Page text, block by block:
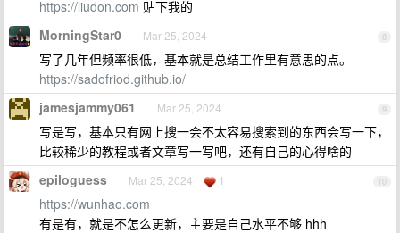
https://liudon.com 贴下我的
8
MorningStar0 Mar 25, 2024
写了几年但频率很低，基本就是总结工作里有意思的点。
https://sadofriod.github.io/
9
jamesjammy061 Mar 25, 2024
写是写，基本只有网上搜一会不太容易搜索到的东西会写一下，
比较稀少的教程或者文章写一写吧，还有自己的心得啥的
10
epiloguess Mar 25, 2024 1
https://wunhao.com
有是有，就是不怎么更新，主要是自己水平不够 hhh